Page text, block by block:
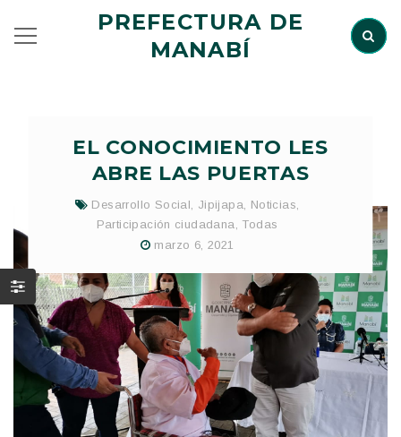
PREFECTURA DE
MANABÍ
EL CONOCIMIENTO LES
ABRE LAS PUERTAS
Desarrollo Social, Jipijapa, Noticias,
Participación ciudadana, Todas
marzo 6, 2021